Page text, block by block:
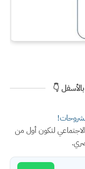
👇
لتكون أول من